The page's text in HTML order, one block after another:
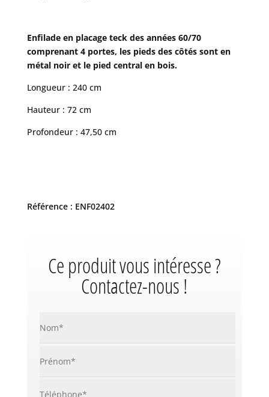
Enfilade en placage teck des années 60/70
comprenant 4 portes, les pieds des côtés sont en
métal noir et le pied central en bois.
Longueur : 240 cm
Hauteur : 72 cm
Profondeur : 47,50 cm
Référence : ENF02402
Ce produit vous intéresse ?
Contactez-nous !